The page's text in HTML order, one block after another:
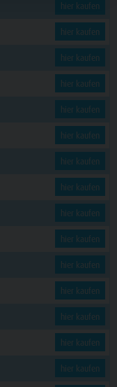
hier kaufen
hier kaufen
hier kaufen
hier kaufen
hier kaufen
hier kaufen
hier kaufen
hier kaufen
hier kaufen
hier kaufen
hier kaufen
hier kaufen
hier kaufen
hier kaufen
hier kaufen